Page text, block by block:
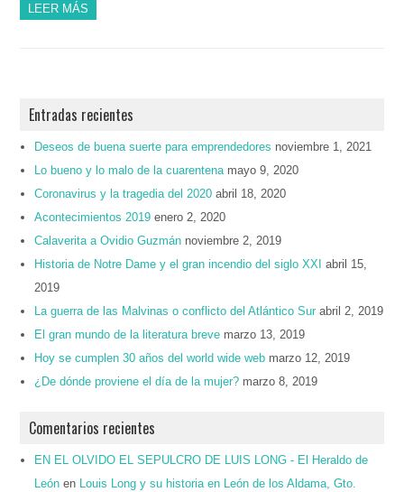
LEER MÁS
Entradas recientes
Deseos de buena suerte para emprendedores noviembre 1, 2021
Lo bueno y lo malo de la cuarentena mayo 9, 2020
Coronavirus y la tragedia del 2020 abril 18, 2020
Acontecimientos 2019 enero 2, 2020
Calaverita a Ovidio Guzmán noviembre 2, 2019
Historia de Notre Dame y el gran incendio del siglo XXI
abril 15,
2019
La guerra de las Malvinas o conflicto del Atlántico Sur abril 2, 2019
El gran mundo de la literatura breve marzo 13, 2019
Hoy se cumplen 30 años del world wide web marzo 12, 2019
¿De dónde proviene el día de la mujer? marzo 8, 2019
Comentarios recientes
EN EL OLVIDO EL SEPULCRO DE LUIS LONG - El Heraldo de
León en
Louis Long y su historia en León de los Aldama, Gto.